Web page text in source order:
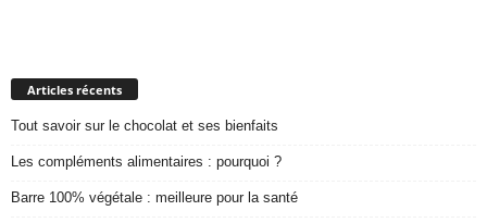
Articles récents
Tout savoir sur le chocolat et ses bienfaits
Les compléments alimentaires : pourquoi ?
Barre 100% végétale : meilleure pour la santé